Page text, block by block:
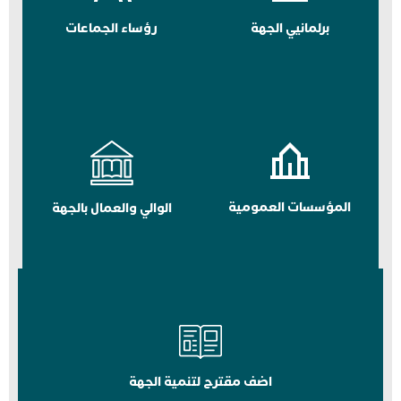
برلمانيي الجهة رؤساء الجماعات
المؤسسات العمومية الوالي والعمال بالجهة
اضف مقترح لتنمية الجهة